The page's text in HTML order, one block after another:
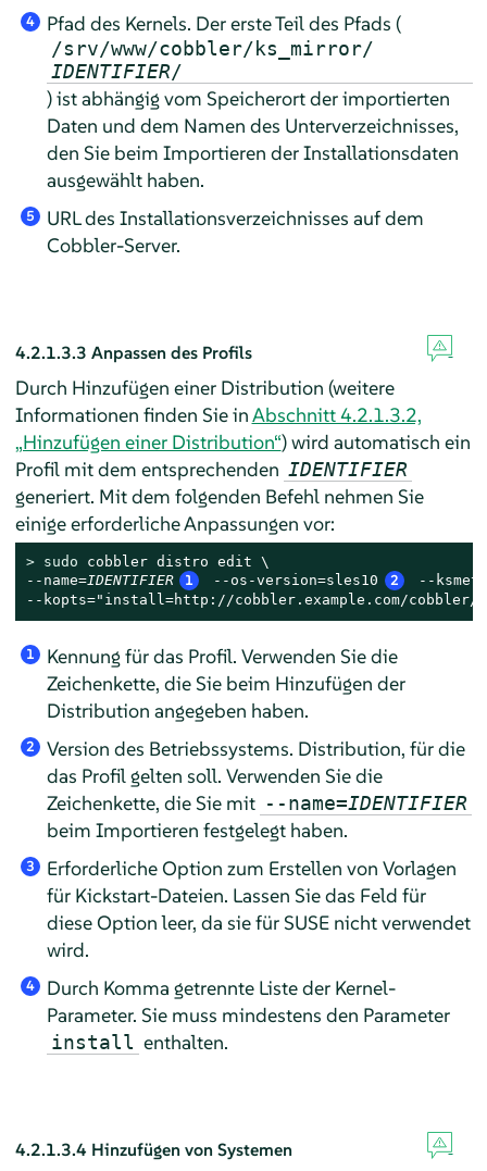
4 Pfad des Kernels. Der erste Teil des Pfads (
/srv/www/cobbler/ks_mirror/
IDENTIFIER/
) ist abhängig vom Speicherort der importierten
Daten und dem Namen des Unterverzeichnisses,
den Sie beim Importieren der Installationsdaten
ausgewählt haben.
5
URL des Installationsverzeichnisses auf dem
Cobbler-Server.
4.2.1.3.3 Anpassen des Profils
Durch Hinzufügen einer Distribution (weitere
Informationen finden Sie inAbschnitt 4.2.1.3.2,
„Hinzufügen einer Distribution“) wird automatisch ein
Profil mit dem entsprechenden IDENTIFIER
generiert. Mit dem folgenden Befehl nehmen Sie
einige erforderliche Anpassungen vor:
> sudo cobbler distro edit \
--name=IDENTIFIER 1 --os-version=sles10 2
--
--kopts="install=http://cobbler.example.com/cobbler/
1
Kennung für das Profil. Verwenden Sie die
Zeichenkette, die Sie beim Hinzufügen der
Distribution angegeben haben.
2
Version des Betriebssystems. Distribution, für die
das Profil gelten soll. Verwenden Sie die
Zeichenkette, die Sie mit --name=IDENTIFIER
beim Importieren festgelegt haben.
3
Erforderliche Option zum Erstellen von Vorlagen
für Kickstart-Dateien. Lassen Sie das Feld für
diese Option leer, da sie für SUSE nicht verwendet
wird.
4
Durch Komma getrennte Liste der Kernel-
Parameter. Sie muss mindestens den Parameter
install enthalten.
4.2.1.3.4 Hinzufügen von Systemen